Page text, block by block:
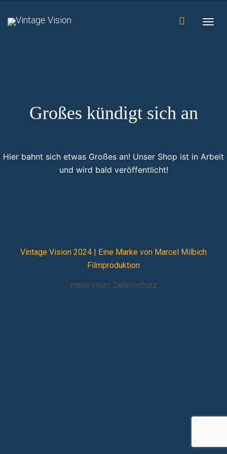
Großes kündigt sich an
Hier bahnt sich etwas Großes an! Unser Shop ist in Arbeit
und wird bald veröffentlicht!
Vintage Vision 2024 | Eine Marke von Marcel Milbich
Filmproduktion
Impressum Datenschutz